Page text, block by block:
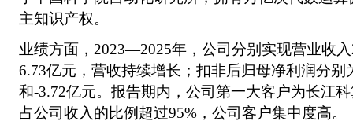
主知识产权。
业绩方面，2023—2025年，公司分别实现营业收
6.73亿元，营收持续增长；扣非后归母净利润分别
和-3.72亿元。报告期内，公司第一大客户为长江
占公司收入的比例超过95%，公司客户集中度高。